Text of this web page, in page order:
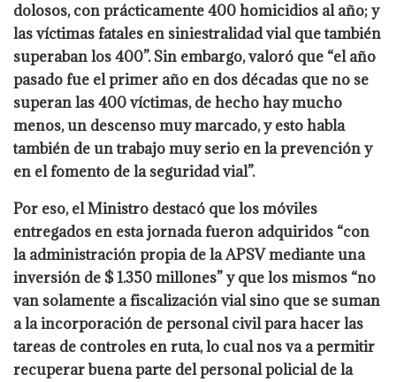
dolosos, con prácticamente 400 homicidios al año; y
las víctimas fatales en siniestralidad vial que también
superaban los 400”. Sin embargo, valoró que “el año
pasado fue el primer año en dos décadas que no se
superan las 400 víctimas, de hecho hay mucho
menos, un descenso muy marcado, y esto habla
también de un trabajo muy serio en la prevención y
en el fomento de la seguridad vial”.
Por eso, el Ministro destacó que los móviles
entregados en esta jornada fueron adquiridos “con
la administración propia de la APSV mediante una
inversión de $ 1.350 millones” y que los mismos “no
van solamente a fiscalización vial sino que se suman
a la incorporación de personal civil para hacer las
tareas de controles en ruta, lo cual nos va a permitir
recuperar buena parte del personal policial de la